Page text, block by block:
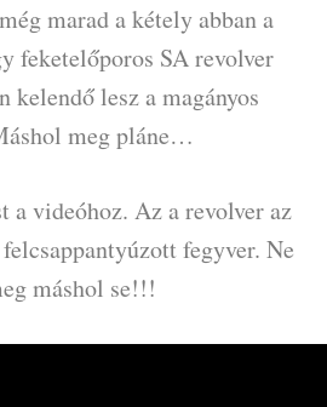
marad a kétely abban a
feketelőporos SA revolver
kelendő lesz a magányos
meg pláne…
a videóhoz. Az a revolver az
fegyver. Ne
máshol se!!!